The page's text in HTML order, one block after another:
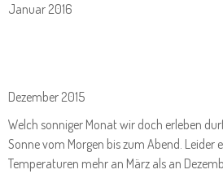
Januar 2016
Dezember 2015
Welch sonniger Monat wir doch erleben
Sonne vom Morgen bis zum Abend. Leider
Temperaturen mehr an März als an